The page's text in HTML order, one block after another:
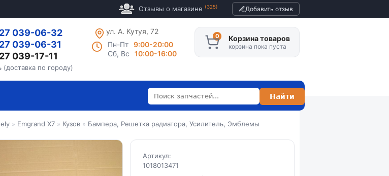
Отзывы о магазине (325) Добавить отзыв
039-06-32
039-06-31
039-17-11
(доставка по городу)
ул. А. Кутуя, 72
Пн-Пт
9:00-20:00
Сб, Вс
10:00-16:00
Корзина товаров
корзина пока пуста
» Emgrand X7 » Кузов » Бампера, Решетка радиатора, Усилитель, Эмблемы
Артикул:
1018013471